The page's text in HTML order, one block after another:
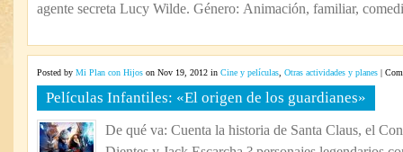
agente secreta Lucy Wilde. Género: Animación, familiar,
Posted by Mi Plan con Hijos on Nov 19, 2012 in Cine y películas Otras actividades y planes |
Películas Infantiles: «El origen de los guardianes»
De qué va: Cuenta la historia de Santa Claus, el